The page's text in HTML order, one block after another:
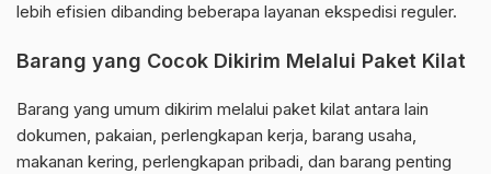
lebih efisien dibanding beberapa layanan ekspedisi reguler.
Barang yang Cocok Dikirim Melalui Paket Kilat
Barang yang umum dikirim melalui paket kilat antara lain
dokumen, pakaian, perlengkapan kerja, barang usaha,
makanan kering, perlengkapan pribadi, dan barang penting